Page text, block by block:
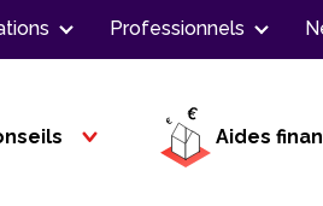
Professionnels
Aides